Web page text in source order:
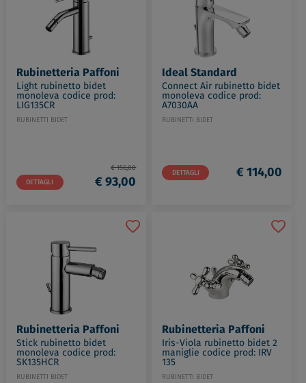
Rubinetteria Paffoni
Light rubinetto bidet
monoleva codice prod:
LIG135CR
RUBINETTI BIDET
DETTAGLI
€ 156,00
€ 93,00
Ideal Standard
Connect Air rubinetto bidet
monoleva codice prod:
A7030AA
RUBINETTI BIDET
DETTAGLI € 114,00
Rubinetteria Paffoni
Stick rubinetto bidet
monoleva codice prod:
SK135HCR
RUBINETTI BIDET
Rubinetteria Paffoni
Iris-Viola rubinetto bidet 2
maniglie codice prod: IRV
135
RUBINETTI BIDET